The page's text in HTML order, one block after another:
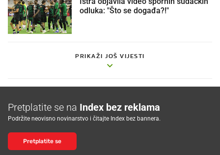
odluka: "Što se događa?!"
PRIKAŽI JOŠ VIJESTI
Pretplatite se na Index bez reklama
Podržite neovisno novinarstvo i čitajte Index bez bannera.
Pretplatite se